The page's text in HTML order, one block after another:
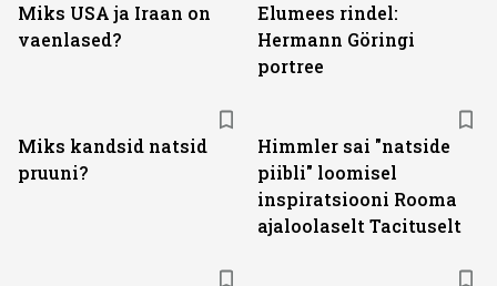
Miks USA ja Iraan on
vaenlased?
Elumees rindel:
Hermann Göringi
portree
Miks kandsid natsid
pruuni?
Himmler sai "natside
piibli" loomisel
inspiratsiooni Rooma
ajaloolaselt Tacituselt